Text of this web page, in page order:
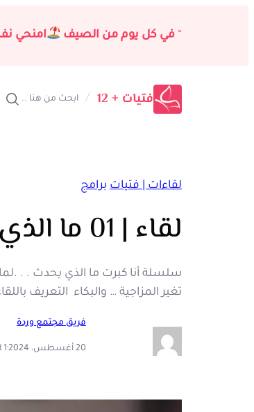
“ في كل يوم من الصيف امنحي
فتيات + 12 / ابحث من هنا ..
لقاءات | فتيات برامج
لقاء | 01 ما الذي يحدث . . . لماذا يتغير جسدي؟
سلسلة أنا كبرت ما الذي يحدث . .
تغير المزاجية … والبكاء التعريف
فريق مجتمع وردة
20 أغسطس، 2024 ·
1 min read